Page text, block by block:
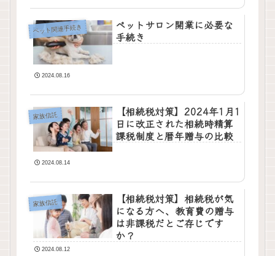
ペット関連手続き
ペットサロン開業に必要な
手続き
2024.08.16
家族信託
【相続税対策】2024年1月1
日に改正された相続時精算
課税制度と暦年贈与の比較
2024.08.14
家族信託
【相続税対策】相続税が気
になる方へ、教育費の贈与
は非課税だとご存じです
か？
2024.08.12